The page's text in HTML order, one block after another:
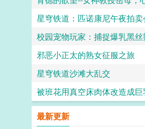
星穹铁道：匹诺康尼午夜拍卖
邪恶小正太的熟女征服之旅
星穹铁道沙滩大乱交
最新更新